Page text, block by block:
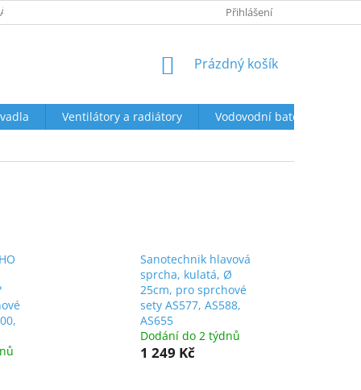
A REKLAMACE OBCHODNÍ PODMÍNKYPřihlášení
NÁKUPNÍ
Prázdný košík
Ventilátory a radiátory
Vodovodní baterie a
Sanotechnik hlavová
sprcha, kulatá, Ø
25cm, pro sprchové
sety AS577, AS588,
AS655
Dodání do 2 týdnů
1 249 Kč